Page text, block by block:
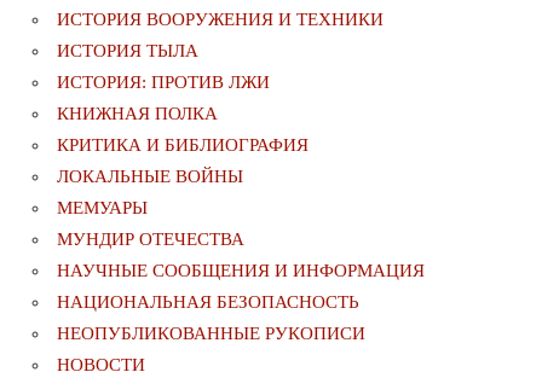
ИСТОРИЯ ВООРУЖЕНИЯ И ТЕХНИКИ
ИСТОРИЯ ТЫЛА
ИСТОРИЯ: ПРОТИВ ЛЖИ
КНИЖНАЯ ПОЛКА
КРИТИКА И БИБЛИОГРАФИЯ
ЛОКАЛЬНЫЕ ВОЙНЫ
МЕМУАРЫ
МУНДИР ОТЕЧЕСТВА
НАУЧНЫЕ СООБЩЕНИЯ И ИНФОРМАЦИЯ
НАЦИОНАЛЬНАЯ БЕЗОПАСНОСТЬ
НЕОПУБЛИКОВАННЫЕ РУКОПИСИ
НОВОСТИ